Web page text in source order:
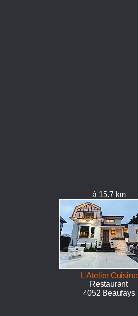
à 15.7 km
L'Atelier Cuisine
Restaurant
4052 Beaufays